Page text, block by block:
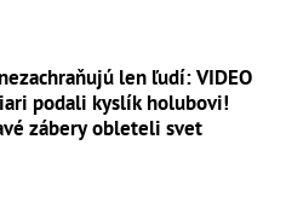
len ľudí: VIDEO
podali kyslík holubovi!
zábery obleteli svet